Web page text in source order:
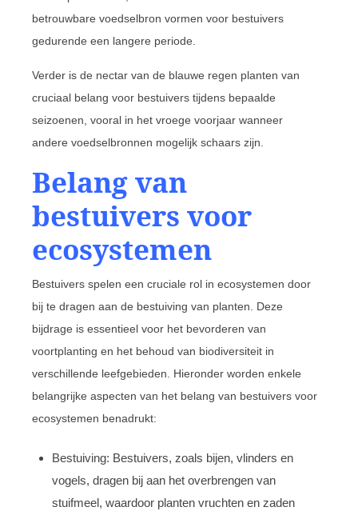
betrouwbare voedselbron vormen voor bestuivers
gedurende een langere periode.
Verder is de nectar van de blauwe regen planten van
cruciaal belang voor bestuivers tijdens bepaalde
seizoenen, vooral in het vroege voorjaar wanneer
andere voedselbronnen mogelijk schaars zijn.
Belang van
bestuivers voor
ecosystemen
Bestuivers spelen een cruciale rol in ecosystemen door
bij te dragen aan de bestuiving van planten. Deze
bijdrage is essentieel voor het bevorderen van
voortplanting en het behoud van biodiversiteit in
verschillende leefgebieden. Hieronder worden enkele
belangrijke aspecten van het belang van bestuivers voor
ecosystemen benadrukt:
Bestuiving: Bestuivers, zoals bijen, vlinders en
vogels, dragen bij aan het overbrengen van
stuifmeel, waardoor planten vruchten en zaden